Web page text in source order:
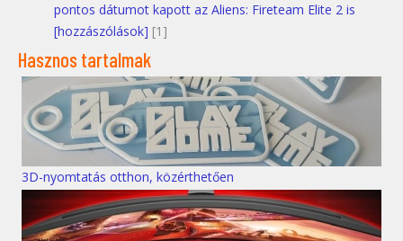
pontos dátumot kapott az Aliens: Fireteam Elite 2 is
[hozzászólások] [1]
Hasznos tartalmak
3D-nyomtatás otthon, közérthetően